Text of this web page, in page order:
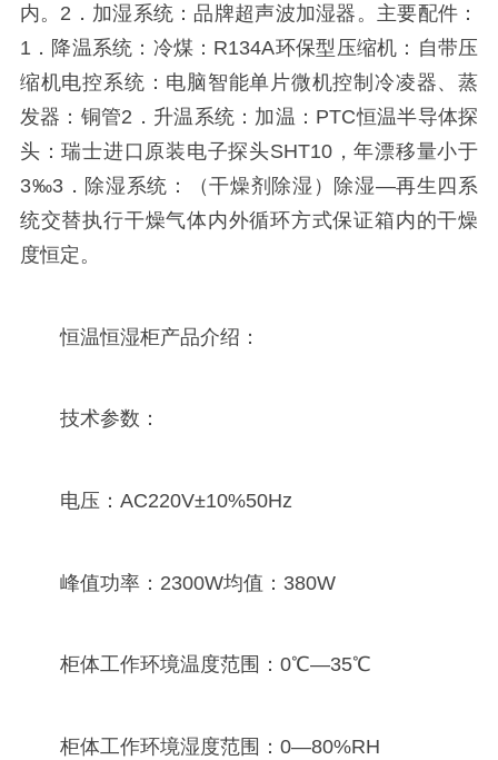
内。2．加湿系统：品牌超声波加湿器。主要配件：
1．降温系统：冷煤：R134A环保型压缩机：自带压
缩机电控系统：电脑智能单片微机控制冷凌器、蒸
发器：铜管2．升温系统：加温：PTC恒温半导体探
头：瑞士进口原装电子探头SHT10，年漂移量小于
3‰3．除湿系统：（干燥剂除湿）除湿—再生四系
统交替执行干燥气体内外循环方式保证箱内的干燥
度恒定。
恒温恒湿柜产品介绍：
技术参数：
电压：AC220V±10%50Hz
峰值功率：2300W均值：380W
柜体工作环境温度范围：0℃—35℃
柜体工作环境湿度范围：0—80%RH